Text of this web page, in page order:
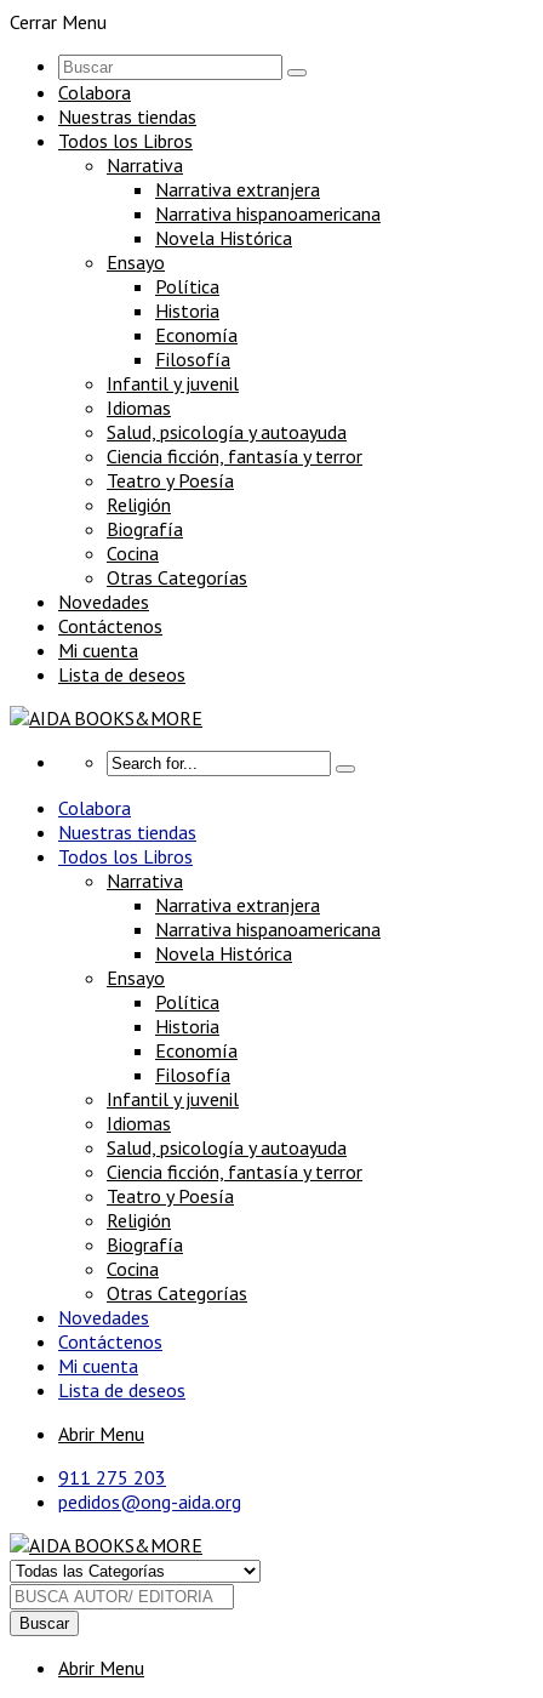
Cerrar Menu
Colabora
Nuestras tiendas
Todos los Libros
Narrativa
Narrativa extranjera
Narrativa hispanoamericana
Novela Histórica
Ensayo
Política
Historia
Economía
Filosofía
Infantil y juvenil
Idiomas
Salud, psicología y autoayuda
Ciencia ficción, fantasía y terror
Teatro y Poesía
Religión
Biografía
Cocina
Otras Categorías
Novedades
Contáctenos
Mi cuenta
Lista de deseos
Colabora
Nuestras tiendas
Todos los Libros
Narrativa
Narrativa extranjera
Narrativa hispanoamericana
Novela Histórica
Ensayo
Política
Historia
Economía
Filosofía
Infantil y juvenil
Idiomas
Salud, psicología y autoayuda
Ciencia ficción, fantasía y terror
Teatro y Poesía
Religión
Biografía
Cocina
Otras Categorías
Novedades
Contáctenos
Mi cuenta
Lista de deseos
Abrir Menu
911 275 203
pedidos@ong-aida.org
Buscar
Abrir Menu